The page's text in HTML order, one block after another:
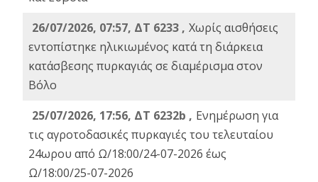
26/07/2026, 07:57, ΔΤ 6233 , Χωρίς αισθήσεις
εντοπίστηκε ηλικιωμένος κατά τη διάρκεια
κατάσβεσης πυρκαγιάς σε διαμέρισμα στον
Βόλο
25/07/2026, 17:56, ΔΤ 6232b , Ενημέρωση για
τις αγροτοδασικές πυρκαγιές του τελευταίου
24ωρου από Ω/18:00/24-07-2026 έως
Ω/18:00/25-07-2026